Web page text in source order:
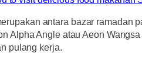
antara bazar ramadan
Alpha Angle atau Aeon
pulang kerja.